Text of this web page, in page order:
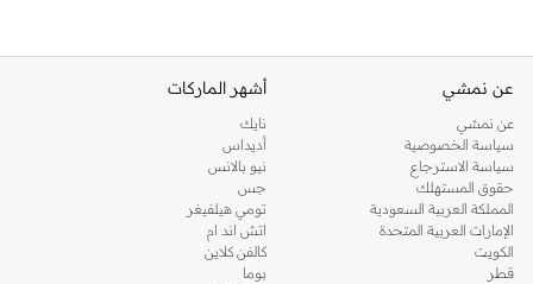
عن نمشي
عن نمشي
سياسة الخصوصية
سياسة الاسترجاع
حقوق المستهلك
المملكة العربية السعودية
الإمارات العربية المتحدة
الكويت
قطر
أشهر الماركات
نايك
أديداس
نيو بالانس
جس
تومي هيلفيغر
اتش اند ام
كالفن كلاين
بوما